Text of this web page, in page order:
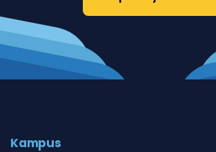
Kampus